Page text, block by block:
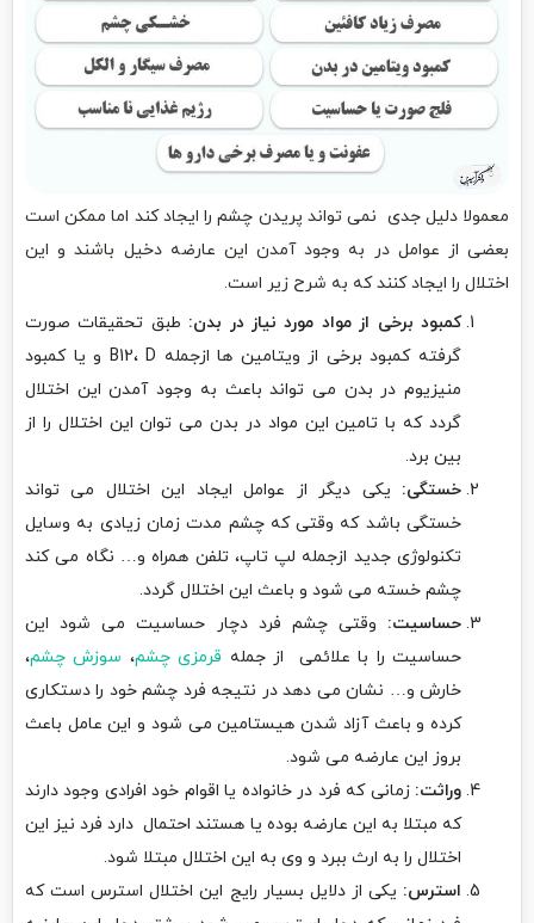
معمولا دلیل جدی نمی تواند پریدن چشم را ایجاد کند اما ممکن است
بعضی از عوامل در به وجود آمدن این عارضه دخیل باشند و این
اختلال را ایجاد کنند که به شرح زیر است.
کمبود برخی از مواد مورد نیاز در بدن: طبق تحقیقات صورت
گرفته کمبود برخی از ویتامین ها ازجمله B12، D و یا کمبود
منیزیوم در بدن می تواند باعث به وجود آمدن این اختلال
گردد که با تامین این مواد در بدن می توان این اختلال را از
بین برد.
خستگی: یکی دیگر از عوامل ایجاد این اختلال می تواند
خستگی باشد که وقتی که چشم مدت زمان زیادی به وسایل
تکنولوژی جدید ازجمله لپ تاپ، تلفن همراه و… نگاه می کند
چشم خسته می شود و باعث این اختلال گردد.
حساسیت: وقتی چشم فرد دچار حساسیت می شود این
حساسیت را با علائمی از جمله قرمزی چشم، سوزش چشم،
خارش و… نشان می دهد در نتیجه فرد چشم خود را دستکاری
کرده و باعث آزاد شدن هیستامین می شود و این عامل باعث
بروز این عارضه می شود.
وراثت: زمانی که فرد در خانواده یا اقوام خود افرادی وجود دارند
که مبتلا به این عارضه بوده یا هستند احتمال دارد فرد نیز این
اختلال را به ارث ببرد و وی به این اختلال مبتلا شود.
استرس: یکی از دلایل بسیار رایج این اختلال استرس است که